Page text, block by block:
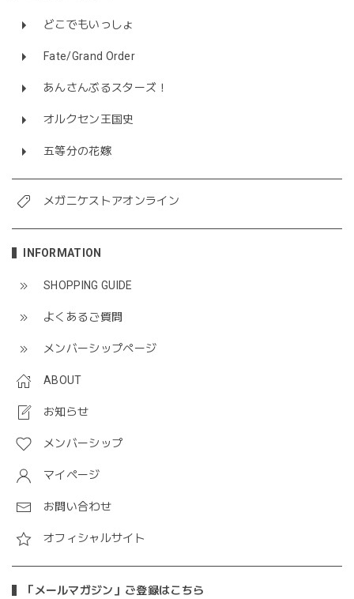
どこでもいっしょ
Fate/Grand Order
あんさんぶるスターズ！
オルクセン王国史
五等分の花嫁
メガニケストアオンライン
INFORMATION
SHOPPING GUIDE
よくあるご質問
メンバーシップページ
ABOUT
お知らせ
メンバーシップ
マイページ
お問い合わせ
オフィシャルサイト
「メールマガジン」ご登録はこちら